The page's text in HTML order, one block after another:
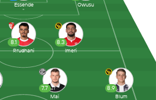
Owusu
Essende
8.9
Blum
8.1
Rrudhani
8.3
Imeri
7.7
Mai